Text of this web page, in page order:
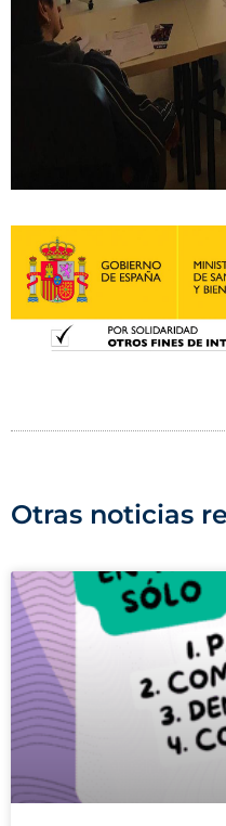
Otras noticias